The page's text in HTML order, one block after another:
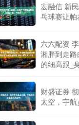
宏融信 新
乓球赛让
六六配资
湘胖到走
的细高跟_
财盛证券
太空，宇